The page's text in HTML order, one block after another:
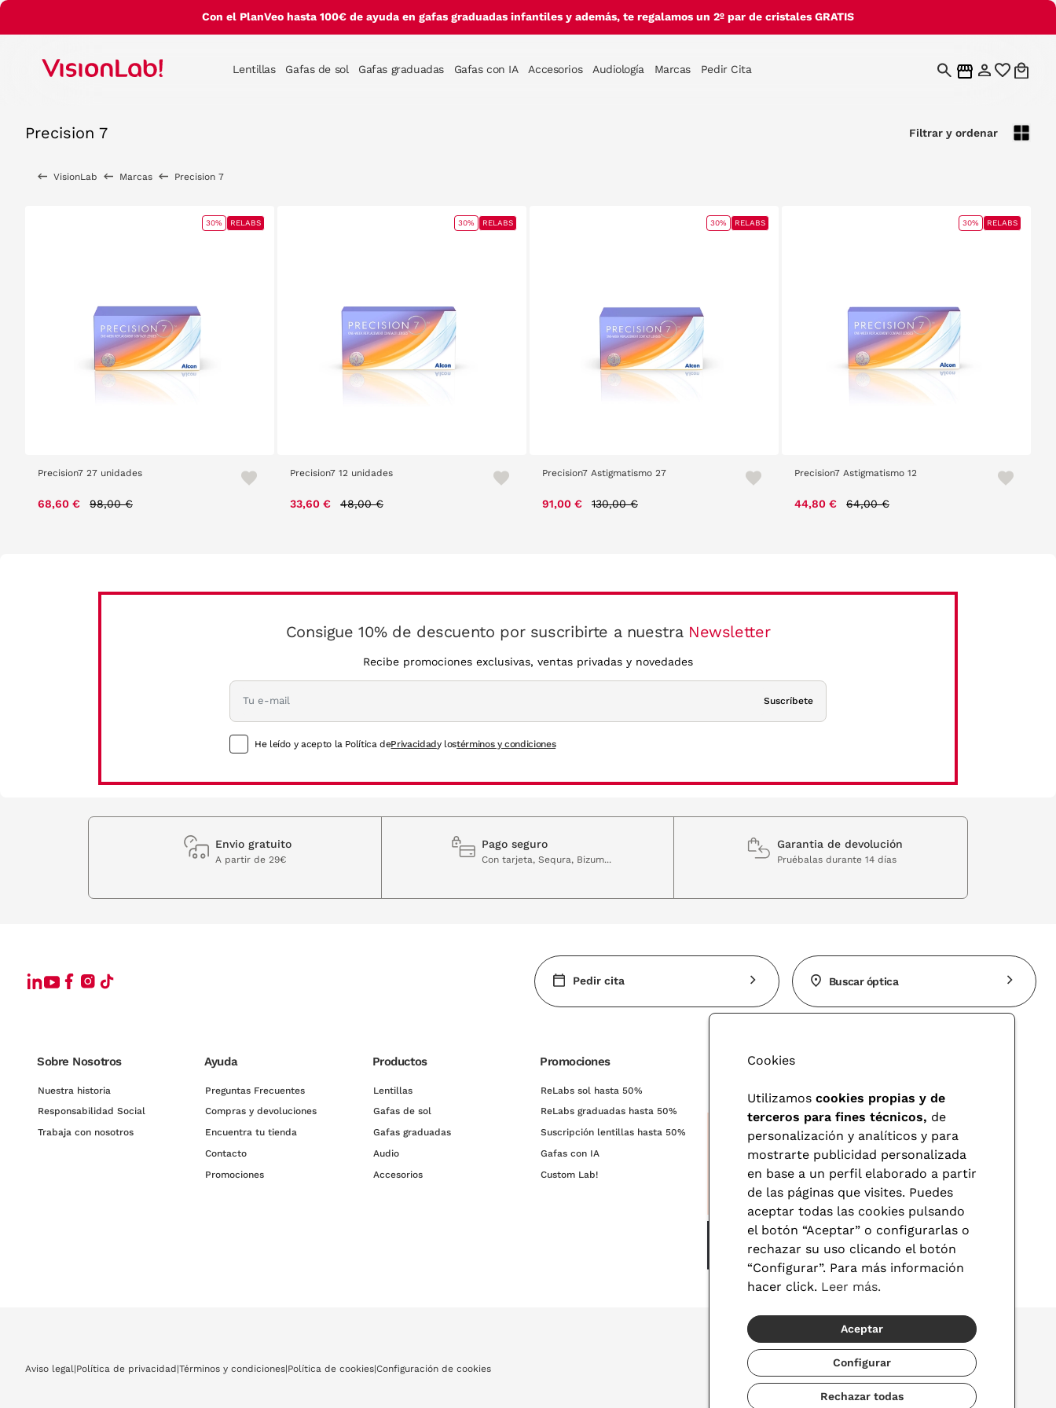
Con el PlanVeo hasta 100€ de ayuda en gafas graduadas infantiles y además, te regalamos un 2º par de cristales GRATIS
Lentillas Gafas de sol Gafas graduadas Gafas con IA Accesorios Audiología Marcas Pedir Cita
Precision 7 Filtrar y ordenar
VisionLab Marcas Precision 7
Precision7 27 unidades
68,60 € Price reduced from
98,00 €
30% RELABS
Precision7 12 unidades
33,60 € Price reduced from
48,00 €
30% RELABS
Precision7 Astigmatismo 27
91,00 € Price reduced from
130,00 €
30% RELABS
Precision7 Astigmatismo 12
44,80 € Price reduced from
64,00 €
30% RELABS
Consigue 10% de descuento por suscribirte a nuestra Newsletter
Recibe promociones exclusivas, ventas privadas y novedades
Suscríbete
He leído y acepto la Política dePrivacidady lostérminos y condiciones
Envio gratuito
A partir de 29€
Pago seguro
Con tarjeta, Sequra, Bizum...
Garantia de devolución
Pruébalas durante 14 días
Pedir cita Buscar óptica
Sobre Nosotros
Nuestra historia
Responsabilidad Social
Trabaja con nosotros
Ayuda
Preguntas Frecuentes
Compras y devoluciones
Encuentra tu tienda
Contacto
Promociones
Productos
Lentillas
Gafas de sol
Gafas graduadas
Audio
Accesorios
Promociones
ReLabs sol hasta 50%
ReLabs graduadas hasta 50%
Suscripción lentillas hasta 50%
Gafas con IA
Custom Lab!
Aviso legal|Política de privacidad |Términos y condiciones|Política de cookies|Configuración de cookies
© 2026 Visionlab
Cookies
Utilizamos cookies propias y de
terceros para fines técnicos, de
personalización y analíticos y para
mostrarte publicidad personalizada
en base a un perfil elaborado a partir
de las páginas que visites. Puedes
aceptar todas las cookies pulsando
el botón “Aceptar” o configurarlas o
rechazar su uso clicando el botón
“Configurar”. Para más información
hacer click. Leer más.
Aceptar
Configurar
Rechazar todas